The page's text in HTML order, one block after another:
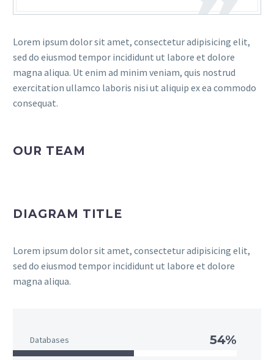
Lorem ipsum dolor sit amet, consectetur adipisicing elit,
sed do eiusmod tempor incididunt ut labore et dolore
magna aliqua. Ut enim ad minim veniam, quis nostrud
exercitation ullamco laboris nisi ut aliquip ex ea commodo
consequat.
OUR TEAM
DIAGRAM TITLE
Lorem ipsum dolor sit amet, consectetur adipisicing elit,
sed do eiusmod tempor incididunt ut labore et dolore
magna aliqua.
Databases 54%